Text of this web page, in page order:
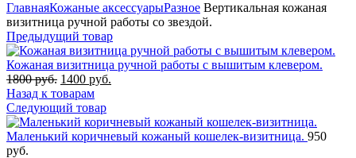
ГлавнаяКожаные аксессуарыРазное Вертикальная кожаная
визитница ручной работы со звездой.
Предыдущий товар
Кожаная визитница ручной работы с вышитым клевером.
1800руб. Первоначальная
цена
составляла
1800
руб..
1400 руб.
руб..
Назад к товарам
Следующий товар
Маленький коричневый кожаный кошелек-визитница. 950
руб.